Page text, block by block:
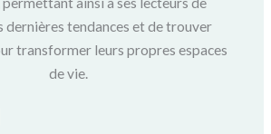
dernières tendances et de trouver
transformer leurs propres espaces
de vie.